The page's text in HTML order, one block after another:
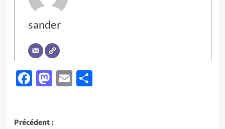
sander
Facebook
Mastodon
EmailPartager
Navigation
Précédent :